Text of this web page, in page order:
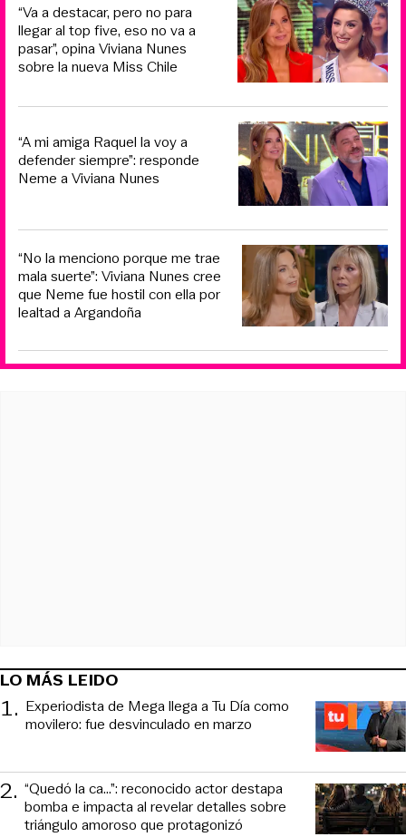
“Va a destacar, pero no para
llegar al top five, eso no va a
pasar”, opina Viviana Nunes
sobre la nueva Miss Chile
“A mi amiga Raquel la voy a
defender siempre”: responde
Neme a Viviana Nunes
“No la menciono porque me trae
mala suerte”: Viviana Nunes cree
que Neme fue hostil con ella por
lealtad a Argandoña
LO MÁS LEIDO
1. Experiodista de Mega llega a Tu Día como
movilero: fue desvinculado en marzo
2. “Quedó la ca...”: reconocido actor destapa
bomba e impacta al revelar detalles sobre
triángulo amoroso que protagonizó